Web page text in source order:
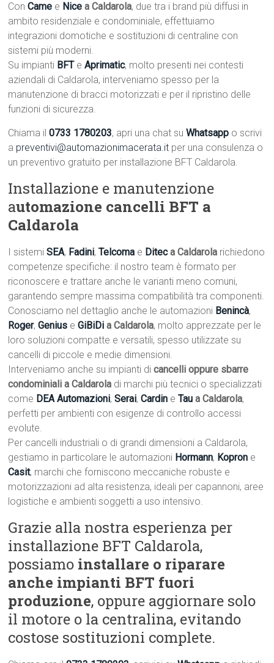
ConCame e Nice a Caldarola, due tra i brand più diffusi in
ambito residenziale e condominiale, effettuiamo
integrazioni domotiche e sostituzioni di centraline con
sistemi più moderni.
Su impianti BFT eAprimatic, molto presenti nei contesti
aziendali di Caldarola, interveniamo spesso per la
manutenzione di bracci motorizzati e per il ripristino delle
funzioni di sicurezza.
Chiama il0733 1780203, apri una chat suWhatsapp o scrivi
a preventivi@automazionimacerata.it per una consulenza o
un preventivo gratuito per installazione BFT Caldarola.
Installazione e manutenzione
automazione cancelli BFT a
Caldarola
I sistemiSEA, Fadini,Telcoma e Diteca Caldarola richiedono
competenze specifiche: il nostro team è formato per
riconoscere e trattare anche le varianti meno comuni,
garantendo sempre massima compatibilità tra componenti.
Conosciamo nel dettaglio anche le automazioni Benincà,
Roger,Genius eGiBiDi a Caldarola, molto apprezzate per le
loro soluzioni compatte e versatili, spesso utilizzate su
cancelli di piccole e medie dimensioni.
Interveniamo anche su impianti dicancelli oppure sbarre
condominiali a Caldarola di marchi più tecnici o specializzati
come DEA Automazioni,Serai,Cardin eTau a Caldarola,
perfetti per ambienti con esigenze di controllo accessi
evolute.
Per cancelli industriali o di grandi dimensioni a Caldarola,
gestiamo in particolare le automazioni Hormann, Kopron e
Casit, marchi che forniscono meccaniche robuste e
motorizzazioni ad alta resistenza, ideali per capannoni, aree
logistiche e ambienti soggetti a uso intensivo.
Grazie alla nostra esperienza per
installazione BFT Caldarola,
possiamo installare o riparare
anche impianti BFT fuori
produzione, oppure aggiornare solo
il motore o la centralina, evitando
costose sostituzioni complete.